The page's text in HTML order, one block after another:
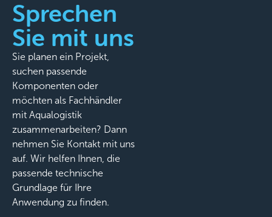
Sprechen
Sie mit uns
Sie planen ein Projekt,
suchen passende
Komponenten oder
möchten als Fachhändler
mit Aqualogistik
zusammenarbeiten? Dann
nehmen Sie Kontakt mit uns
auf. Wir helfen Ihnen, die
passende technische
Grundlage für Ihre
Anwendung zu finden.